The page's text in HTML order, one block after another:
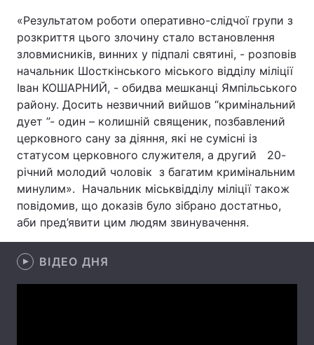
Економіка Світ
Спорт Наука
Зброя Інциденти
Здоров'я Туризм
Цікавинки Погода
Екологія Регіони
Лонгріди
«Результатом роботи оперативно-слідчої групи з
розкриття цього злочину стало встановлення
зловмисників, винних у підпалі святині, - розповів
начальник Шосткінського міського відділу міліції
Іван КОШАРНИЙ, - обидва мешканці Ямпільського
району. Досить незвичний вийшов “кримінальний
дует ”- один – колишній священик, позбавлений
церковного сану за діяння, які не сумісні із
статусом церковного служителя, а другий 20-
річний молодий чоловік з багатим кримінальним
минулим». Начальник міськвідділу міліції також
повідомив, що доказів було зібрано достатньо,
аби пред’явити цим людям звинувачення.
ВІДЕО ДНЯ